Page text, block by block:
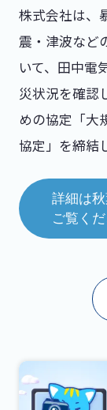
株式会社は、
震・津波など
いて、田中電
災状況を確認
めの協定「大
協定」を締結
詳細は
ご覧くだ